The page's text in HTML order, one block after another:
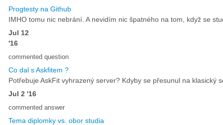
Progtesty na Github
IMHO tomu nic nebrání. A nevidím nic špatného na tom, když se
Jul 12
'16
commented question
Co dal s Askfitem ?
Potřebuje AskFit vyhrazený server? Kdyby se přesunul na
Jul 2 '16
commented answer
Tema diplomky vs. obor studia